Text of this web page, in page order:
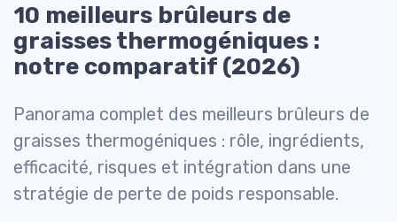
10 meilleurs brûleurs de
graisses thermogéniques :
notre comparatif (2026)
Panorama complet des meilleurs brûleurs de
graisses thermogéniques : rôle, ingrédients,
efficacité, risques et intégration dans une
stratégie de perte de poids responsable.